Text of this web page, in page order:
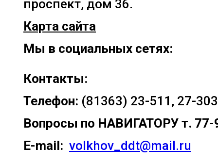
проспект, дом 36.
Карта сайта
Мы в социальных сетях:
Контакты:
Телефон: (81363) 23-511, 27-303
Вопросы по НАВИГАТОРУ т. 77-
E-mail: volkhov_ddt@mail.ru